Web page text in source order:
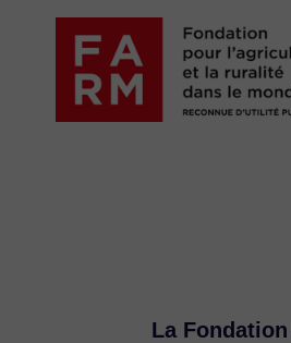
Passer
contenu
La